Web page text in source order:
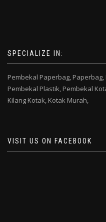
SPECIALIZE IN:
Pembekal Paperbag, Paperbag,
Pembekal Plastik, Pembekal
Kilang Kotak, Kotak Murah,
VISIT US ON FACEBOOK